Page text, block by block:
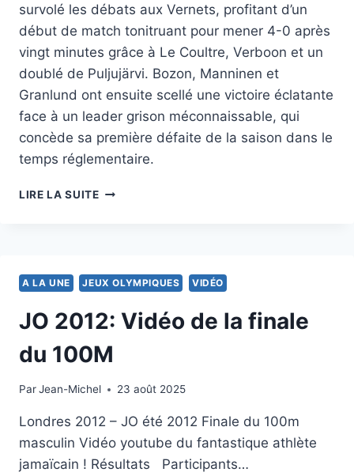
survolé les débats aux Vernets, profitant d’un
début de match tonitruant pour mener 4-0 après
vingt minutes grâce à Le Coultre, Verboon et un
doublé de Puljujärvi. Bozon, Manninen et
Granlund ont ensuite scellé une victoire éclatante
face à un leader grison méconnaissable, qui
concède sa première défaite de la saison dans le
temps réglementaire.
LIRE LA SUITEGENÈVE
DAVOS
A LA UNE JEUX OLYMPIQUES VIDÉO
JO 2012: Vidéo de la finale
du 100M
ParJean-Michel
5 août 2012 23 août 2025
Londres 2012 – JO été 2012 Finale du 100m
masculin Vidéo youtube du fantastique athlète
jamaïcain ! Résultats Participants…